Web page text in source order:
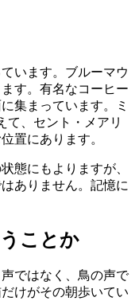
います。ブルーマウ
す。有名なコーヒー
集まっています。ミ
て、セント・メアリ
置にあります。
態にもよりますが、
ありません。記憶に
ことか
ではなく、鳥の声で
けがその朝歩いてい